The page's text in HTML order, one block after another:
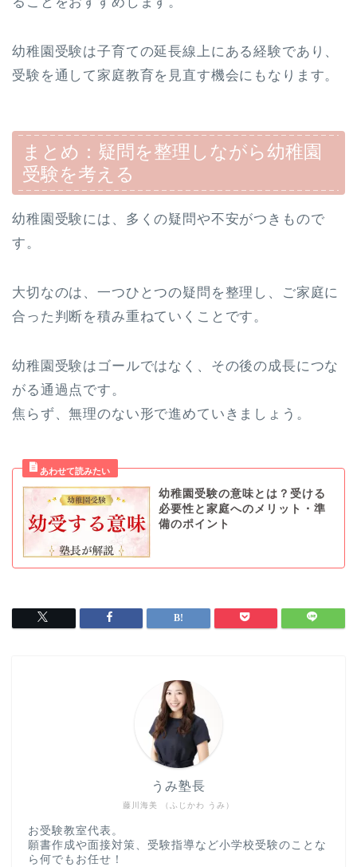
幼稚園受験は子育ての延長線上にある経験であり、
受験を通して家庭教育を見直す機会にもなります。
まとめ：疑問を整理しながら幼稚園
受験を考える
幼稚園受験には、多くの疑問や不安がつきもので
す。
大切なのは、一つひとつの疑問を整理し、ご家庭に
合った判断を積み重ねていくことです。
幼稚園受験はゴールではなく、その後の成長につな
がる通過点です。
焦らず、無理のない形で進めていきましょう。
幼稚園受験の意味とは？受ける
必要性と家庭へのメリット・準
備のポイント
藤川海美 （ふじかわ うみ）
うみ塾長
お受験教室代表。
願書作成や面接対策、受験指導など小学校受験のことな
ら何でもお任せ！